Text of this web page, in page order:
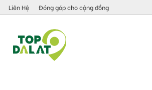
Liên Hệ Đóng góp cho cộng đồng